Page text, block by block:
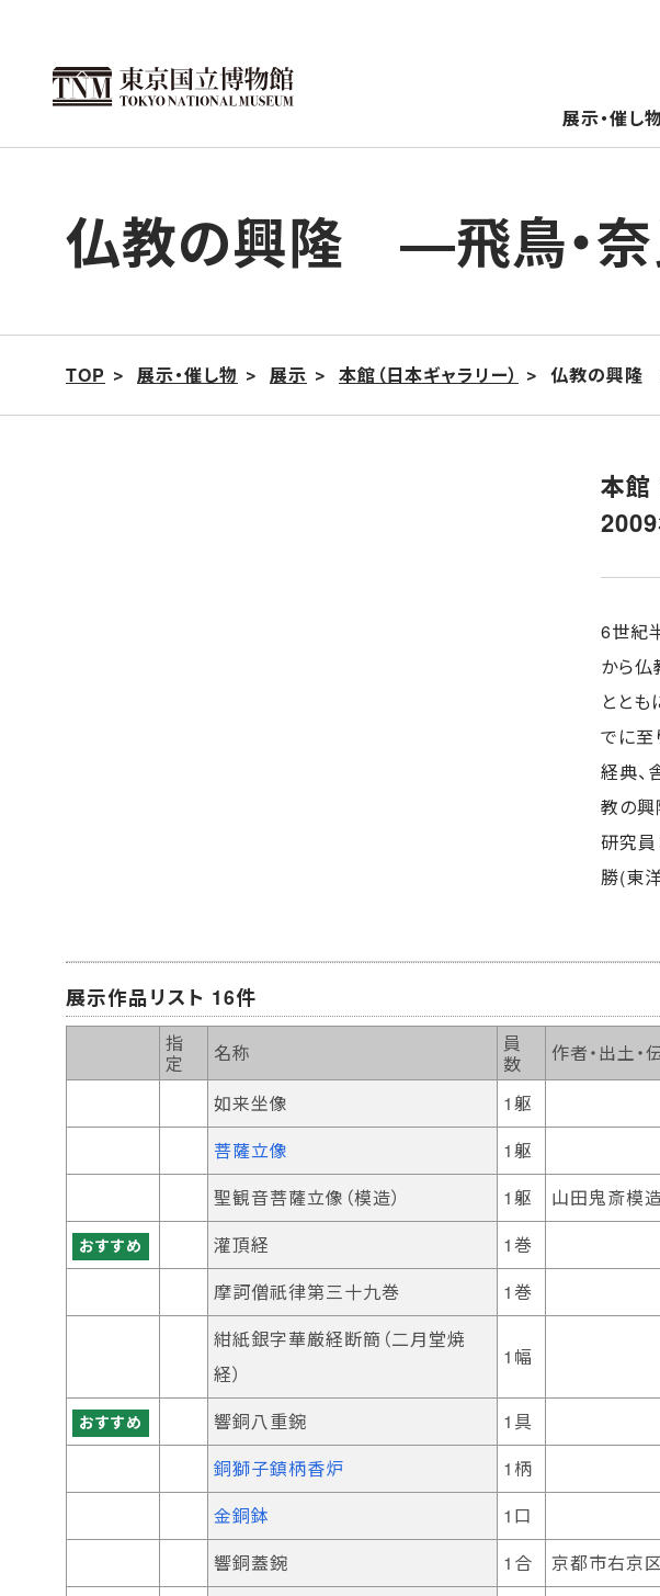
移
展示・催し物
仏教の興隆 ―飛鳥・
TOP 展示・催し物 展示 本館（日本ギャラリー） 仏教の興隆
本館
2009
6世紀
から
とと
でに至
経典、
教の興
研究
勝(東
展示作品リスト 16件
指
定
名称
員
数
作者・出土・
如来坐像
1躯
菩薩立像
1躯
聖観音菩薩立像（模造）
1躯 山田鬼斎模
おすすめ 灌頂経 1巻
摩訶僧祇律第三十九巻
1巻
紺紙銀字華厳経断簡（二月堂焼
経）
1幅
おすすめ 響銅八重鋺 1具
銅獅子鎮柄香炉
1柄
金銅鉢
1口
響銅蓋鋺
1合 京都市右京